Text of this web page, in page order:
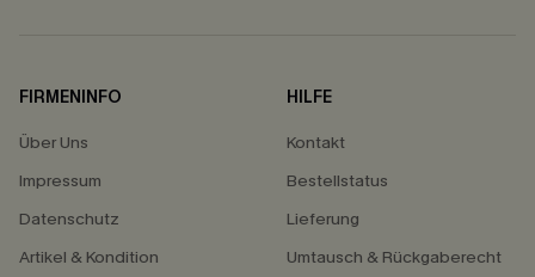
FIRMENINFO
Über Uns
Impressum
Datenschutz
Artikel & Kondition
HILFE
Kontakt
Bestellstatus
Lieferung
Umtausch & Rückgaberecht